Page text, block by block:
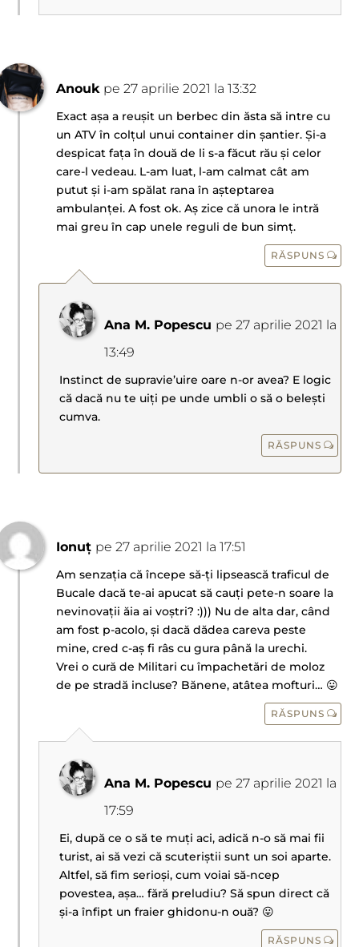
Anouk pe 27 aprilie 2021 la 13:32
Exact așa a reușit un berbec din ăsta să intre cu
un ATV în colțul unui container din șantier. Și-a
despicat fața în două de li s-a făcut rău și celor
care-l vedeau. L-am luat, l-am calmat cât am
putut și i-am spălat rana în așteptarea
ambulanței. A fost ok. Aș zice că unora le intră
mai greu în cap unele reguli de bun simț.
RĂSPUNS
Ana M. Popescu pe 27 aprilie 2021 la
13:49
Instinct de supravie’uire oare n-or avea? E logic
că dacă nu te uiți pe unde umbli o să o belești
cumva.
RĂSPUNS
Ionuț pe 27 aprilie 2021 la 17:51
Am senzația că începe să-ți lipsească traficul de
Bucale dacă te-ai apucat să cauți pete-n soare la
nevinovații ăia ai voștri? :))) Nu de alta dar, când
am fost p-acolo, și dacă dădea careva peste
mine, cred c-aș fi râs cu gura până la urechi.
Vrei o cură de Militari cu împachetări de moloz
de pe stradă incluse? Bănene, atâtea mofturi… 😛
RĂSPUNS
Ana M. Popescu pe 27 aprilie 2021 la
17:59
Ei, după ce o să te muți aci, adică n-o să mai fii
turist, ai să vezi că scuteriștii sunt un soi aparte.
Altfel, să fim serioși, cum voiai să-ncep
povestea, așa… fără preludiu? Să spun direct că
și-a înfipt un fraier ghidonu-n ouă? 😛
RĂSPUNS